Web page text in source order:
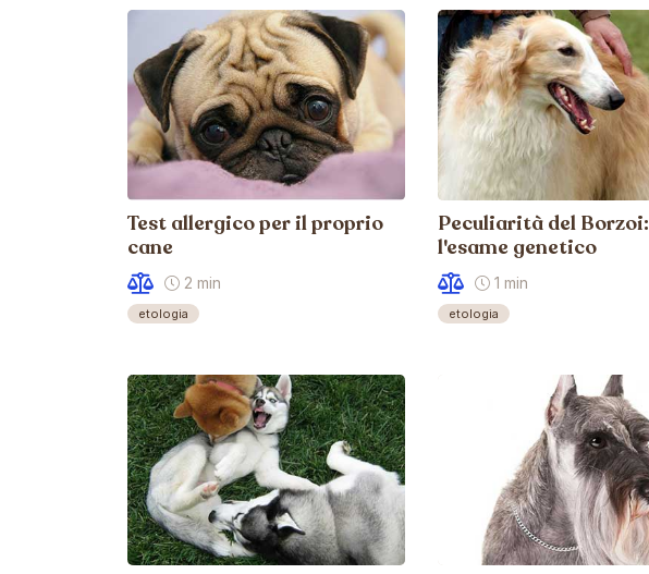
Test allergico per il proprio
cane
2 min
etologia
Peculiarità del Borzoi:
l'esame genetico
1 min
etologia